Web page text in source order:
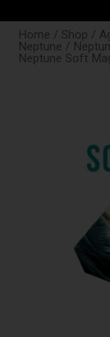
Home / Shop /
Neptune /
Neptune Soft